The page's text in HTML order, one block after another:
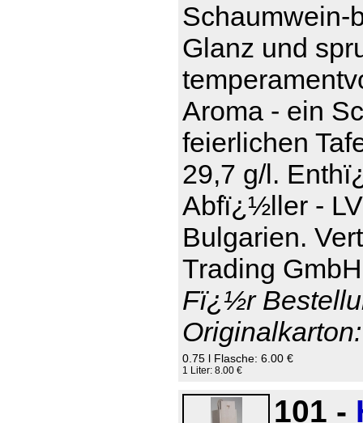
Schaumwein-
Glanz und
Aroma - ein
feierlichen
29,7 g/l.
Abfï¿½ller -
Bulgarien.
Trading
Fï¿½r
Originalkarton:
0.75 l Flasche: 6.00 €
1 Liter: 8.00 €
101 -